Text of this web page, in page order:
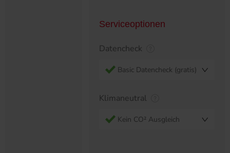
Serviceoptionen
Datencheck
Basic Datencheck (gratis)
Klimaneutral
Kein CO² Ausgleich